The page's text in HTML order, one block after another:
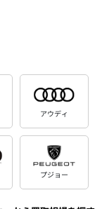
アウディ
プジョー